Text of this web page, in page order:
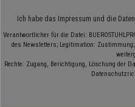
Ich habe das Impressum und die
Verantwortlicher für die Datei:
des Newsletters; Legitimation:
Rechte: Zugang, Berichtigung, Löschung der